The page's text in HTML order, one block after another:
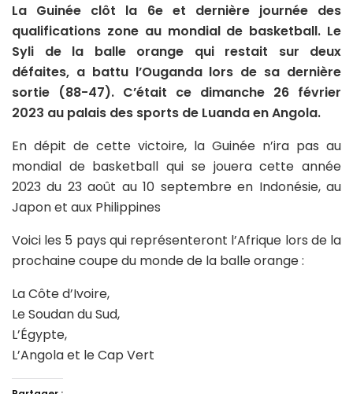
La Guinée clôt la 6e et dernière journée des
qualifications zone au mondial de basketball. Le
Syli de la balle orange qui restait sur deux
défaites, a battu l’Ouganda lors de sa dernière
sortie (88-47). C’était ce dimanche 26 février
2023 au palais des sports de Luanda en Angola.
En dépit de cette victoire, la Guinée n’ira pas au
mondial de basketball qui se jouera cette année
2023 du 23 août au 10 septembre en Indonésie, au
Japon et aux Philippines
Voici les 5 pays qui représenteront l’Afrique lors de la
prochaine coupe du monde de la balle orange :
La Côte d’Ivoire,
Le Soudan du Sud,
L’Égypte,
L’Angola et le Cap Vert